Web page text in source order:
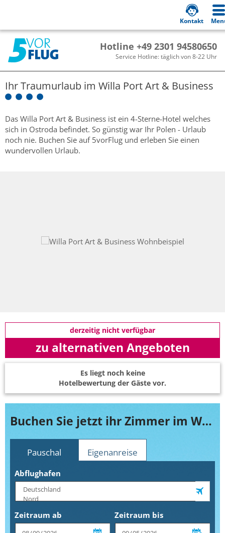
Hotline +49 2301 94580650
Service Hotline: täglich von 8-22 Uhr
Kontakt
Ihr Traumurlaub im Willa Port Art & Business
Das Willa Port Art & Business ist ein 4-Sterne-Hotel welches
sich in Ostroda befindet. So günstig war Ihr Polen - Urlaub
noch nie. Buchen Sie auf 5vorFlug und erleben Sie einen
wundervollen Urlaub.
derzeitig nicht verfügbar
zu alternativen Angeboten
Es liegt noch keine
Hotelbewertung der Gäste vor.
Buchen Sie jetzt ihr Zimmer im Willa Port Art & Business
Pauschal Eigenanreise
Abflughafen
Zeitraum ab Zeitraum bis